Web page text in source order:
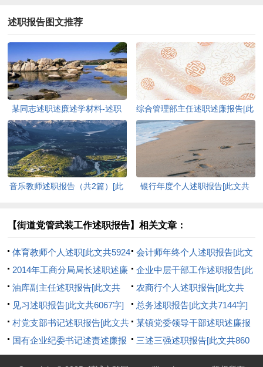
述职报告图文推荐
某同志述职述廉述学材料-述职
报告[此文共8362字]
综合管理部主任述职述廉报告[此
文共2517字]
音乐教师述职报告（共2篇）[此
银行年度个人述职报告[此文共
【街道党管武装工作述职报告】相关文章：
体育教师个人述职[此文共5924
字]
会计师年终个人述职报告[此文
共10670字]
2014年工商分局局长述职述廉
报告[此文共12044字]
企业中层干部工作述职报告[此
文共7958字]
油库副主任述职报告[此文共
2047字]
农商行个人述职报告[此文共
472字]
见习述职报告[此文共6067字]
总务述职报告[此文共7144字]
村党支部书记述职报告[此文共
1194字]
某镇党委领导干部述职述廉报
告(精选多篇)[此文共15198字]
国有企业纪委书记述责述廉报
告[此文共2970字]
三述三强述职报告[此文共860
字]